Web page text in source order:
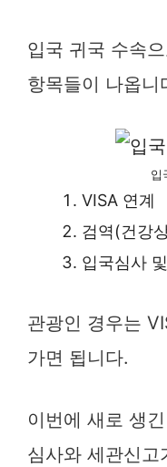
입국 귀국 수속
항목들이 나옵니
입
VISA 연계
검역(건강
입국심사
관광인 경우는
가면 됩니다.
이번에 새로 생
심사와 세관신고